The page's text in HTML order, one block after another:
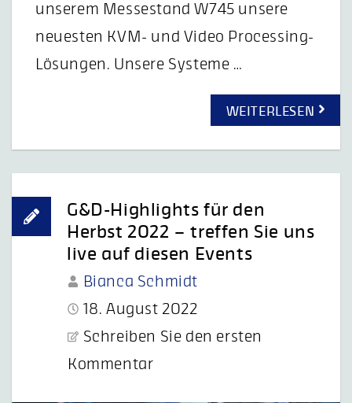
unserem Messestand W745 unsere
neuesten KVM- und Video Processing-
Lösungen. Unsere Systeme …
WEITERLESEN
G&D-Highlights für den
Herbst 2022 – treffen Sie uns
live auf diesen Events
Bianca Schmidt
18. August 2022
Schreiben Sie den ersten
Kommentar